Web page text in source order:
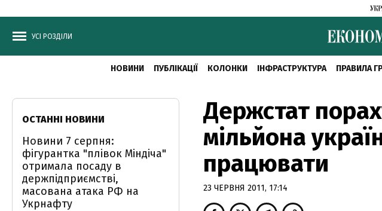
УСІ РОЗДІЛИ
НОВИНИ ПУБЛІКАЦІЇ КОЛОНКИ ІНФРАСТРУКТУРА ПРАВИЛА
Держстат
мільйона
працювати
23 ЧЕРВНЯ 2011, 17:14
ОСТАННІ НОВИНИ
Новини 7 серпня:
фігурантка "плівок Міндіча"
отримала посаду в
держпідприємстві,
масована атака РФ на
Укрнафту